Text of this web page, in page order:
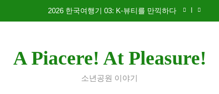
2026 한국여행기 03: K-뷰티를 만끽하다
2026 한국여행기 02: 82쿡 덕분에 만난 사람들
2026 한국여행기 04: 내 고향 부산
A Piacere! At Pleasure!
소년공원 이야기